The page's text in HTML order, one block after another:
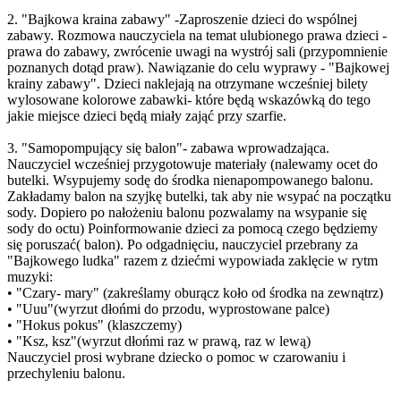
2. "Bajkowa kraina zabawy" -Zaproszenie dzieci do wspólnej
zabawy. Rozmowa nauczyciela na temat ulubionego prawa dzieci -
prawa do zabawy, zwrócenie uwagi na wystrój sali (przypomnienie
poznanych dotąd praw). Nawiązanie do celu wyprawy - "Bajkowej
krainy zabawy". Dzieci naklejają na otrzymane wcześniej bilety
wylosowane kolorowe zabawki- które będą wskazówką do tego
jakie miejsce dzieci będą miały zająć przy szarfie.
3. "Samopompujący się balon"- zabawa wprowadzająca.
Nauczyciel wcześniej przygotowuje materiały (nalewamy ocet do
butelki. Wsypujemy sodę do środka nienapompowanego balonu.
Zakładamy balon na szyjkę butelki, tak aby nie wsypać na początku
sody. Dopiero po nałożeniu balonu pozwalamy na wsypanie się
sody do octu) Poinformowanie dzieci za pomocą czego będziemy
się poruszać( balon). Po odgadnięciu, nauczyciel przebrany za
"Bajkowego ludka" razem z dziećmi wypowiada zaklęcie w rytm
muzyki:
• "Czary- mary" (zakreślamy oburącz koło od środka na zewnątrz)
• "Uuu"(wyrzut dłońmi do przodu, wyprostowane palce)
• "Hokus pokus" (klaszczemy)
• "Ksz, ksz"(wyrzut dłońmi raz w prawą, raz w lewą)
Nauczyciel prosi wybrane dziecko o pomoc w czarowaniu i
przechyleniu balonu.